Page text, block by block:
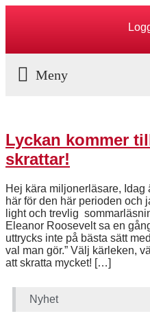
Lyckan kommer
skrattar!
Hej kära miljonerläsare,
här för den här perioden och
light och trevlig
Eleanor Roosevelt sa en
uttrycks inte på bästa sätt
val man gör.” Välj kärleken,
att skratta mycket! […]
Nyhet